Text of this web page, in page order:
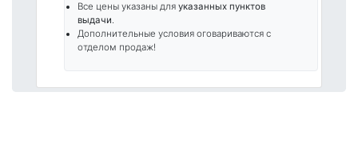
Все цены указаны для указанных пунктов
выдачи.
Дополнительные условия оговариваются с
отделом продаж!